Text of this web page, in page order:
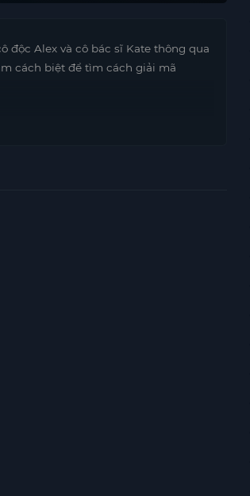
độc Alex và cô bác sĩ Kate thông qua
cách biệt để tìm cách giải mã